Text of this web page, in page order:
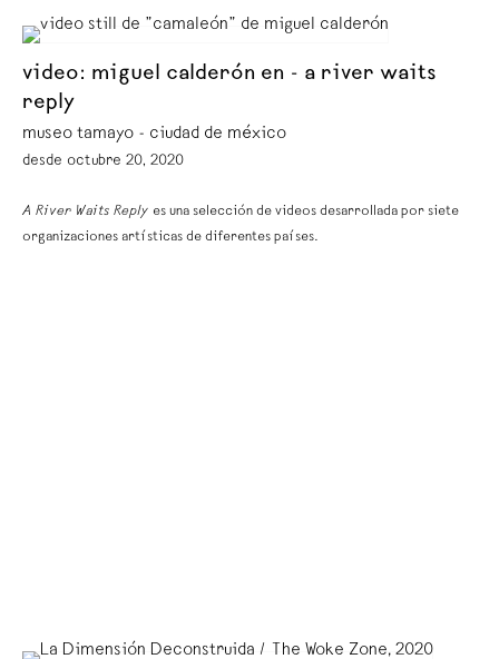
video: miguel calderón en - a river waits
reply
museo tamayo - ciudad de méxico
desde octubre 20, 2020
A River Waits Reply es una selección de videos desarrollada por siete
organizaciones artísticas de diferentes países.